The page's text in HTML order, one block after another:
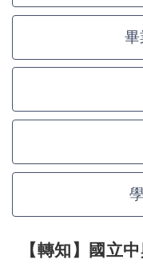
畢
【轉知】國立